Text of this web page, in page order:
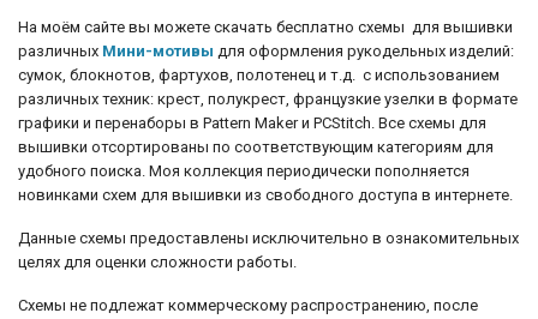
На моём сайте вы можете скачать бесплатно схемы для вышивки
различных Мини-мотивы для оформления рукодельных изделий:
сумок, блокнотов, фартухов, полотенец и т.д. с использованием
различных техник: крест, полукрест, французкие узелки в формате
графики и перенаборы в Pattern Maker и PCStitch. Все схемы для
вышивки отсортированы по соответствующим категориям для
удобного поиска. Моя коллекция периодически пополняется
новинками схем для вышивки из свободного доступа в интернете.
Данные схемы предоставлены исключительно в ознакомительных
целях для оценки сложности работы.
Схемы не подлежат коммерческому распространению, после